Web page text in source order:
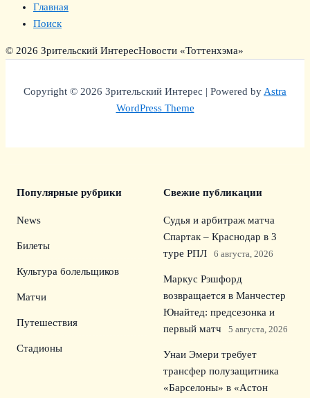
Главная
Поиск
© 2026 Зрительский ИнтересНовости «Тоттенхэма»
Copyright © 2026 Зрительский Интерес | Powered byAstra
WordPress Theme
Популярные рубрики
News
Билеты
Культура болельщиков
Матчи
Путешествия
Стадионы
Свежие публикации
Судья и арбитраж матча
Спартак – Краснодар в 3
туре РПЛ
6 августа, 2026
Маркус Рэшфорд
возвращается в Манчестер
Юнайтед: предсезонка и
первый матч
5 августа, 2026
Унаи Эмери требует
трансфер полузащитника
«Барселоны» в «Астон